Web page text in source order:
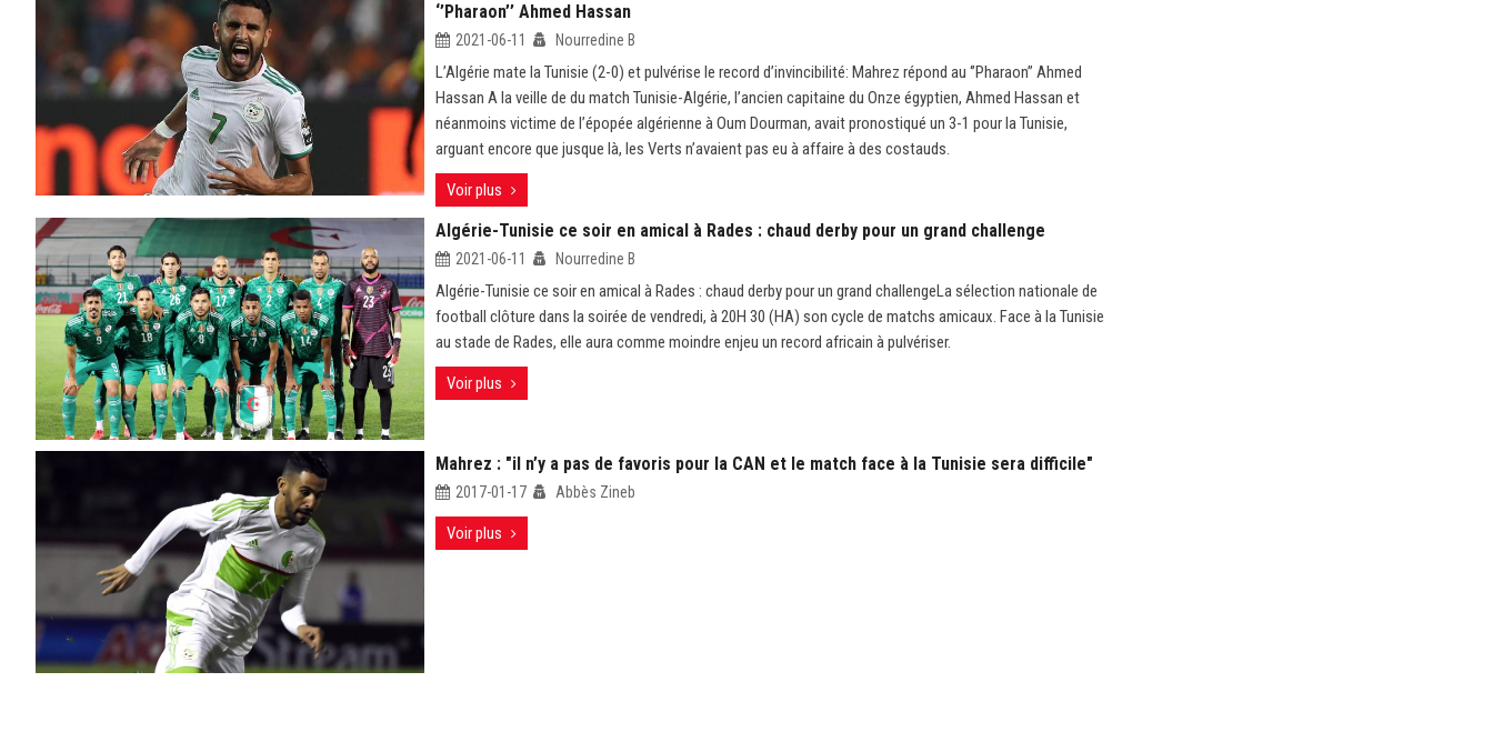
‘’Pharaon’’ Ahmed Hassan
2021-06-11 Nourredine B
L’Algérie mate la Tunisie (2-0) et pulvérise le record d’invincibilité: Mahrez répond au ‘’Pharaon’’ Ahmed
Hassan A la veille de du match Tunisie-Algérie, l’ancien capitaine du Onze égyptien, Ahmed Hassan et
néanmoins victime de l’épopée algérienne à Oum Dourman, avait pronostiqué un 3-1 pour la Tunisie,
arguant encore que jusque là, les Verts n’avaient pas eu à affaire à des costauds.
Voir plus
Algérie-Tunisie ce soir en amical à Rades : chaud derby pour un grand challenge
2021-06-11 Nourredine B
Algérie-Tunisie ce soir en amical à Rades : chaud derby pour un grand challengeLa sélection nationale de
football clôture dans la soirée de vendredi, à 20H 30 (HA) son cycle de matchs amicaux. Face à la Tunisie
au stade de Rades, elle aura comme moindre enjeu un record africain à pulvériser.
Voir plus
Mahrez : "il n’y a pas de favoris pour la CAN et le match face à la Tunisie sera difficile"
2017-01-17 Abbès Zineb
Voir plus